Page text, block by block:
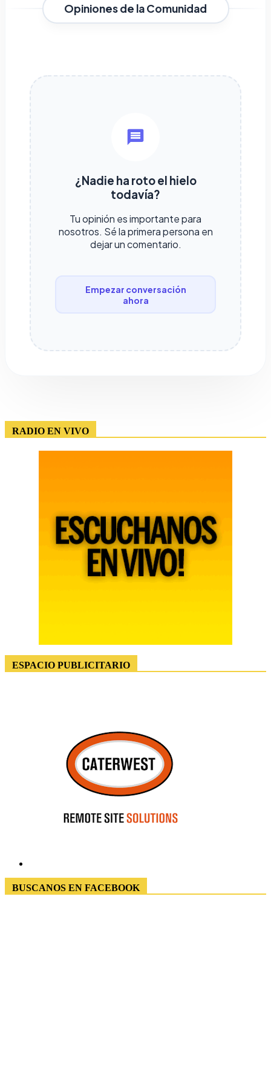
Opiniones de la Comunidad
¿Nadie ha roto el hielo
todavía?
Tu opinión es importante para
nosotros. Sé la primera persona en
dejar un comentario.
Empezar conversación
ahora
RADIO EN VIVO
ESPACIO PUBLICITARIO
BUSCANOS EN FACEBOOK